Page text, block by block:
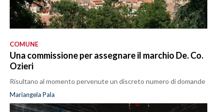
COMUNE
Una commissione per assegnare il marchio De. Co.
Ozieri
Risultano al momento pervenute un discreto numero di domande
Mariangela Pala